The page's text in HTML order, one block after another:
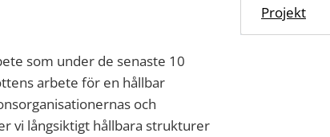
som under de senaste 10
arbete för en hållbar
och
vi långsiktigt hållbara strukturer
Projekt